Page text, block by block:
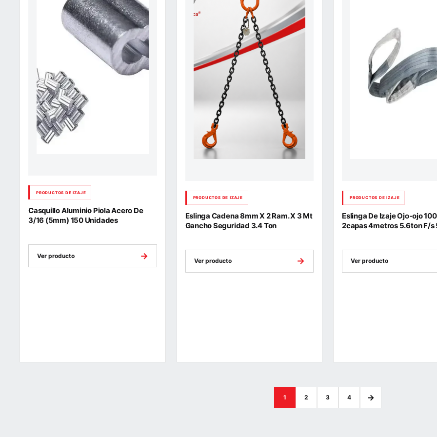
PRODUCTOS DE IZAJE
Casquillo Aluminio Piola Acero De
3/16 (5mm) 150 Unidades
Ver producto →
PRODUCTOS DE IZAJE
Eslinga Cadena 8mm X 2 Ram. X 3 Mt
Gancho Seguridad 3.4 Ton
Ver producto →
PRODUCTOS DE IZAJE
Eslinga De Izaje Ojo-ojo
2capas 4metros 5.6ton F/s
Ver producto
1 2 3 4 →